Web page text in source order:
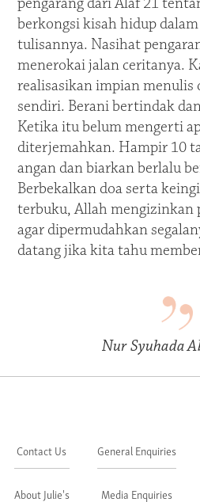
berkongsi kisah hidup
tulisannya. Nasihat
menerokai jalan ceritanya.
realisasikan impian menulis
sendiri. Berani bertindak
Ketika itu belum mengerti
diterjemahkan. Hampir 10
angan dan biarkan berlalu
Berbekalkan doa serta
terbuku, Allah mengizinkan
agar dipermudahkan
datang jika kita tahu
Nur Syuhada
Contact Us
About Julie's
General Enquiries
Media Enquiries